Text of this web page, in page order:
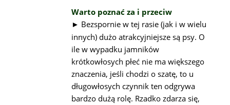
Warto poznać za i przeciw
► Bezspornie w tej rasie (jak i w wielu
innych) dużo atrakcyjniejsze są psy. O
ile w wypadku jamników
krótkowłosych płeć nie ma większego
znaczenia, jeśli chodzi o szatę, to u
długowłosych czynnik ten odgrywa
bardzo dużą rolę. Rzadko zdarza się,